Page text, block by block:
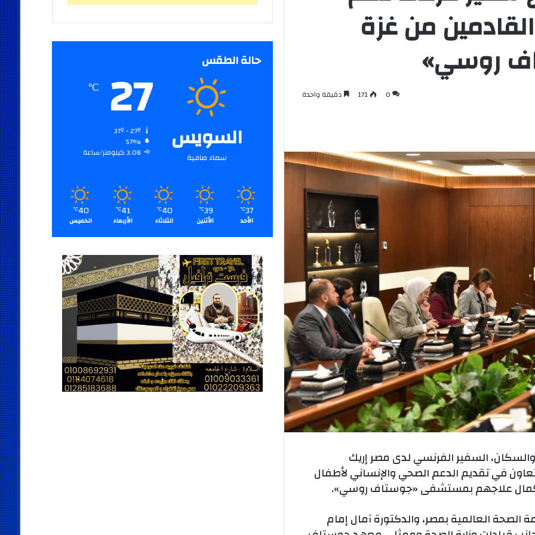
من غزة
روسي»
0
171 دقيقة واحدة
والسكان، السفير الفرنسي لدى مصر إريك
في تقديم الدعم الصحي والإنساني لأطفال
علاجهم بمستشفى «جوستاف روسي».
العالمية بمصر، والدكتورة آمال إمام
حالة الطقس
السويس
سماء صافية
27
℃
57%
3.08 كيلومتر/ساعة
37
℃
الأحد
39
℃
الأثنين
40
℃
الثلاثاء
41
℃
الأربعاء
40
℃
الخميس